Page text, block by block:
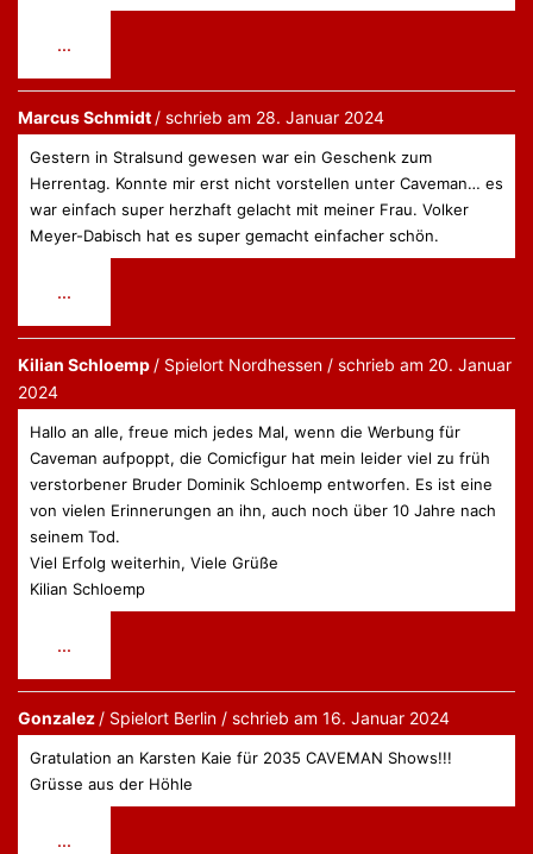
...
ein-/ausblenden.
Marcus Schmidt
schrieb am 28. Januar 2024
Gestern in Stralsund gewesen war ein Geschenk zum
Herrentag. Konnte mir erst nicht vorstellen unter Caveman… es
war einfach super herzhaft gelacht mit meiner Frau. Volker
Meyer-Dabisch hat es super gemacht einfacher schön.
...
ein-/ausblenden.
Kilian Schloemp
Nordhessen schrieb am 20. Januar
2024
Hallo an alle, freue mich jedes Mal, wenn die Werbung für
Caveman aufpoppt, die Comicfigur hat mein leider viel zu früh
verstorbener Bruder Dominik Schloemp entworfen. Es ist eine
von vielen Erinnerungen an ihn, auch noch über 10 Jahre nach
seinem Tod.
Viel Erfolg weiterhin, Viele Grüße
Kilian Schloemp
...
ein-/ausblenden.
Gonzalez
Berlin schrieb am 16. Januar 2024
Gratulation an Karsten Kaie für 2035 CAVEMAN Shows!!!
Grüsse aus der Höhle
...